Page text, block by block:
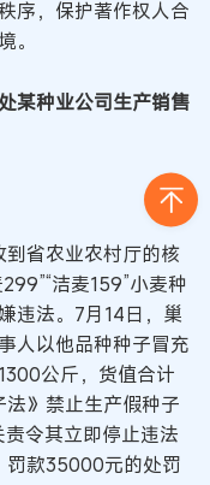
序，保护著作权人合
。
某种业公司生产销售
省农业农村厅的核
洁麦159”小麦种
违法。7月14日，巢
人以他品种种子冒充
公斤，货值合计
》禁止生产假种子
令其立即停止违法
款35000元的处罚